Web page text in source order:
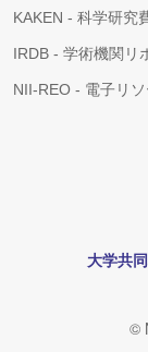
KAKEN - 科学研究
IRDB - 学術機関リ
NII-REO - 電子リ
大学共
©